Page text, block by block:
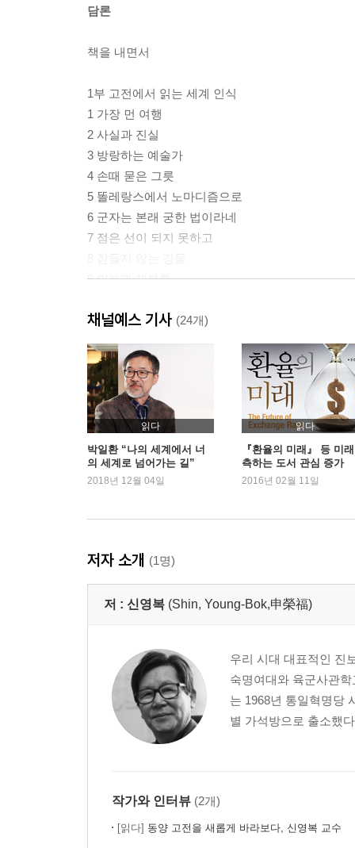
담론
책을 내면서
1부 고전에서 읽는 세계 인식
1 가장 먼 여행
2 사실과 진실
3 방랑하는 예술가
4 손때 묻은 그릇
5 똘레랑스에서 노마디즘으로
6 군자는 본래 궁한 법이라네
7 점은 선이 되지 못하고
9 양복과 재봉틀
11 어제의 토끼를 기다리며
중간 정리?대비와 관계의 조직
2부 인간 이해와 자기 성찰
12 푸른 보리밭
13 사일이와 공일이
14 비극미
15 위악과 위선
19 글씨와 사람
20 우엘바와 바라나시
21 상품과 자본
23 떨리는 지남철
24 사람의 얼굴
25 희망의 언어 석과불식
채널예스 기사 (24개)
읽다
박일환 “나의 세계에서 너
의 세계로 넘어가는 길”
2018년 12월 04일
읽다
『환율의 미래』 등 미
측하는 도서 관심 증가
2016년 02월 11일
저자 소개 (1명)
저 : 신영복 (Shin, Young-Bok,申榮福)
우리 시대 대표적인 진
숙명여대와 육군사관
는 1968년 통일혁명당
별 가석방으로 출소했
작가와 인터뷰 (2개)
[읽다] 동양 고전을 새롭게 바라보다, 신영복 교수